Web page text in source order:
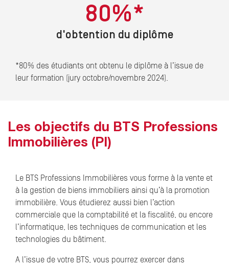
80%*
d'obtention du diplôme
*80% des étudiants ont obtenu le diplôme à l’issue de
leur formation (jury octobre/novembre 2024).
Les objectifs du BTS Professions
Immobilières (PI)
Le BTS Professions Immobilières vous forme à la vente et
à la gestion de biens immobiliers ainsi qu’à la promotion
immobilière. Vous étudierez aussi bien l’action
commerciale que la comptabilité et la fiscalité, ou encore
l’informatique, les techniques de communication et les
technologies du bâtiment.
A l’issue de votre BTS, vous pourrez exercer dans